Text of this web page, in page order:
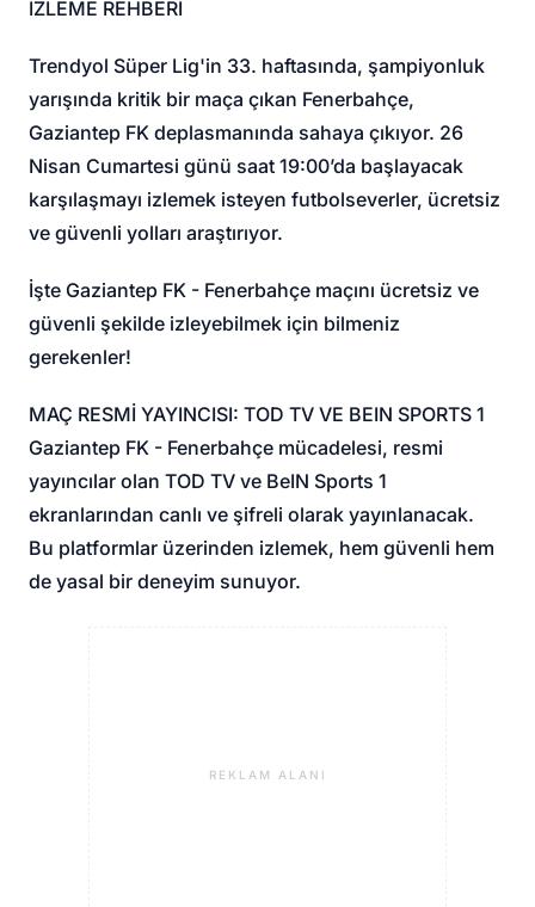
İZLEME REHBERİ
Trendyol Süper Lig'in 33. haftasında, şampiyonluk
yarışında kritik bir maça çıkan Fenerbahçe,
Gaziantep FK deplasmanında sahaya çıkıyor. 26
Nisan Cumartesi günü saat 19:00’da başlayacak
karşılaşmayı izlemek isteyen futbolseverler, ücretsiz
ve güvenli yolları araştırıyor.
İşte Gaziantep FK - Fenerbahçe maçını ücretsiz ve
güvenli şekilde izleyebilmek için bilmeniz
gerekenler!
MAÇ RESMİ YAYINCISI: TOD TV VE BEIN SPORTS 1
Gaziantep FK - Fenerbahçe mücadelesi, resmi
yayıncılar olan TOD TV ve BeIN Sports 1
ekranlarından canlı ve şifreli olarak yayınlanacak.
Bu platformlar üzerinden izlemek, hem güvenli hem
de yasal bir deneyim sunuyor.
REKLAM ALANI